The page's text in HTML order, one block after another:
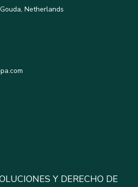
Netherlands
Y DERECHO DE